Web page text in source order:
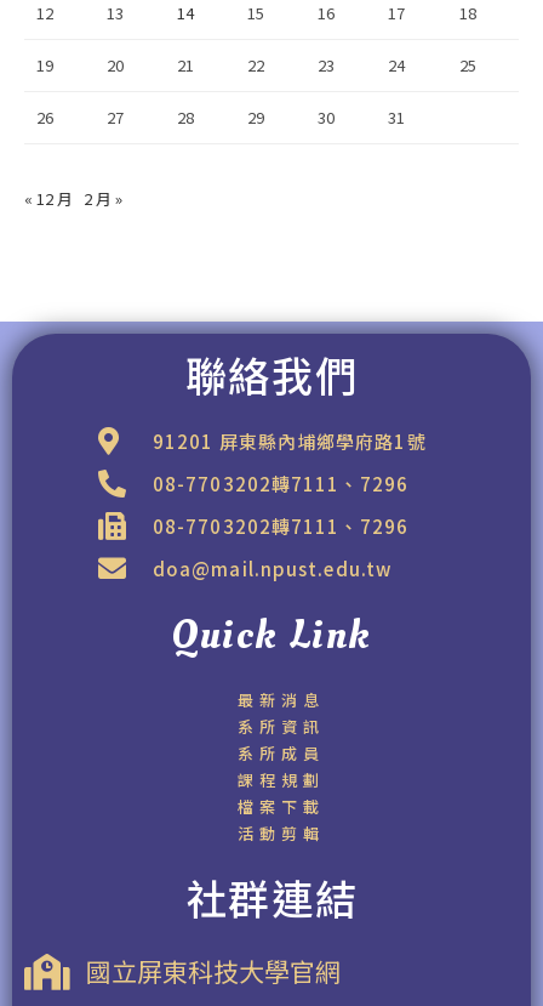
12 13 14 15 16 17 18
19 20 21 22 23 24 25
26 27 28 29 30 31
« 12 月 2 月 »
聯絡我們
91201 屏東縣內埔鄉學府路1號
08-7703202轉7111、7296
08-7703202轉7111、7296
doa@mail.npust.edu.tw
Quick Link
最新消息
系所資訊
系所成員
課程規劃
檔案下載
活動剪輯
社群連結
國立屏東科技大學官網